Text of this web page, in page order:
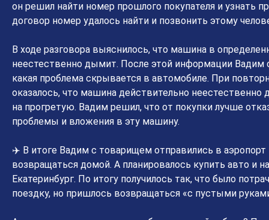
он решил найти номер прошлого покупателя и узнать
договор номер удалось найти и позвонить этому
В ходе разговора выяснилось, что машина в
неестественно дымит. После этой информации Вадим
какая проблема скрывается в автомобиле. При
оказалось, что машина действительно
на прогретую. Вадим решил, что от покупки лучше
проблемы и вложения в эту машину.
✈️ В итоге Вадим с товарищем отправились в аэропорт
возвращаться домой. А планировалось купить авто и
Екатеринбург. По итогу получилось так, что было
поездку, но пришлось возвращаться «с пустыми